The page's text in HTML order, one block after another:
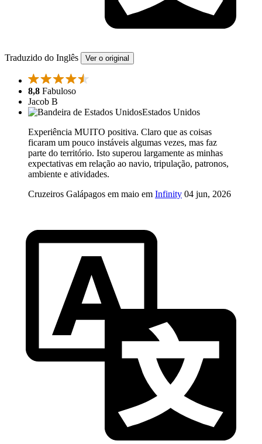
Traduzido do Inglês Ver o original
8,8 Fabuloso
Jacob B
Estados Unidos
Experiência MUITO positiva. Claro que as coisas
ficaram um pouco instáveis algumas vezes, mas faz
parte do território. Isto superou largamente as minhas
expectativas em relação ao navio, tripulação, patronos,
ambiente e atividades.
Cruzeiros Galápagos em maio em Infinity 04 jun, 2026